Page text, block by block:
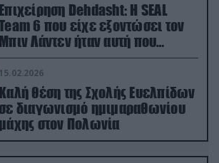
Επιχείρηση Dehdasht: Η SEAL
6 που είχε εξοντώσει τον
Μπιν Λάντεν ήταν αυτή που
τον πιλότο του F-15
15.02.2026
Καλή θέση της Σχολής Ευελπίδων
διαγωνισμό ημιμαραθωνίου
μάχης στον Πολωνία